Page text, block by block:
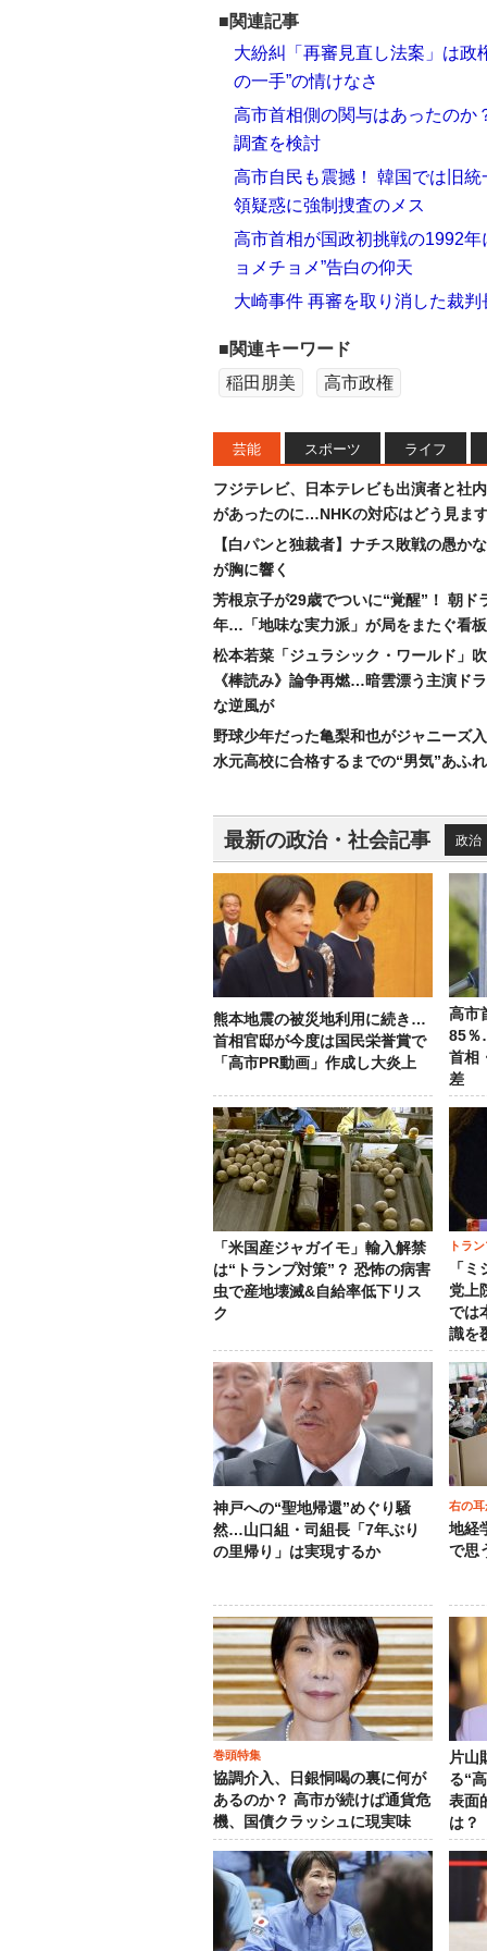
■関連記事
大紛糾「再審見直し法案」は政
の一手”の情けなさ
高市首相側の関与はあったのか
調査を検討
高市自民も震撼！ 韓国では旧
領疑惑に強制捜査のメス
高市首相が国政初挑戦の1992
ョメチョメ”告白の仰天
大崎事件 再審を取り消した裁
■関連キーワード
稲田朋美
高市政権
芸能 スポーツ ライフ
フジテレビ、日本テレビも出演者と社
があったのに…NHKの対応はどう見ま
【白パンと独裁者】ナチス敗戦の愚か
が胸に響く
芳根京子が29歳でついに“覚醒”！ 朝ド
年…「地味な実力派」が局をまたぐ看
松本若菜「ジュラシック・ワールド」
《棒読み》論争再燃…暗雲漂う主演ド
な逆風が
野球少年だった亀梨和也がジャニーズ
水元高校に合格するまでの“男気”あふ
最新の政治・社会記事 政治
熊本地震の被災地利用に続き…
首相官邸が今度は国民栄誉賞で
「高市PR動画」作成し大炎上
高市
85％
首相
差
「米国産ジャガイモ」輸入解禁
は“トランプ対策”？ 恐怖の病害
虫で産地壊滅&自給率低下リス
ク
トラ
「
党上
では
識を
神戸への“聖地帰還”めぐり騒
然…山口組・司組長「7年ぶり
の里帰り」は実現するか
右の
地経
で思
巻頭特集
協調介入、日銀恫喝の裏に何が
あるのか？ 高市が続けば通貨危
機、国債クラッシュに現実味
片山
る“
表面
は？